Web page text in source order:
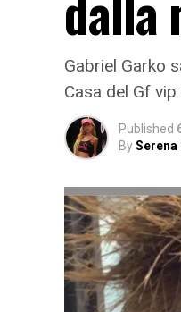
Gabriel Garko
Casa del Gf vip
Published
BySerena